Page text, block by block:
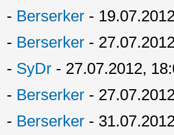
- Berserker -
- Berserker -
- SyDr - 27.07.2012,
- Berserker -
- Berserker -